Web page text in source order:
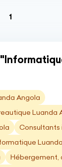
1(current)
Angola
Luanda
Consultants
Hébergement,